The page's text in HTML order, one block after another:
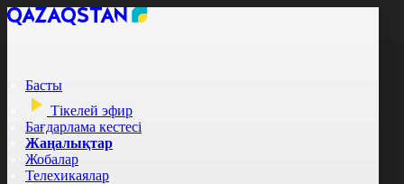
Басты
Тікелей эфир
Бағдарлама кестесі
Жаңалықтар
Жобалар
Телехикаялар